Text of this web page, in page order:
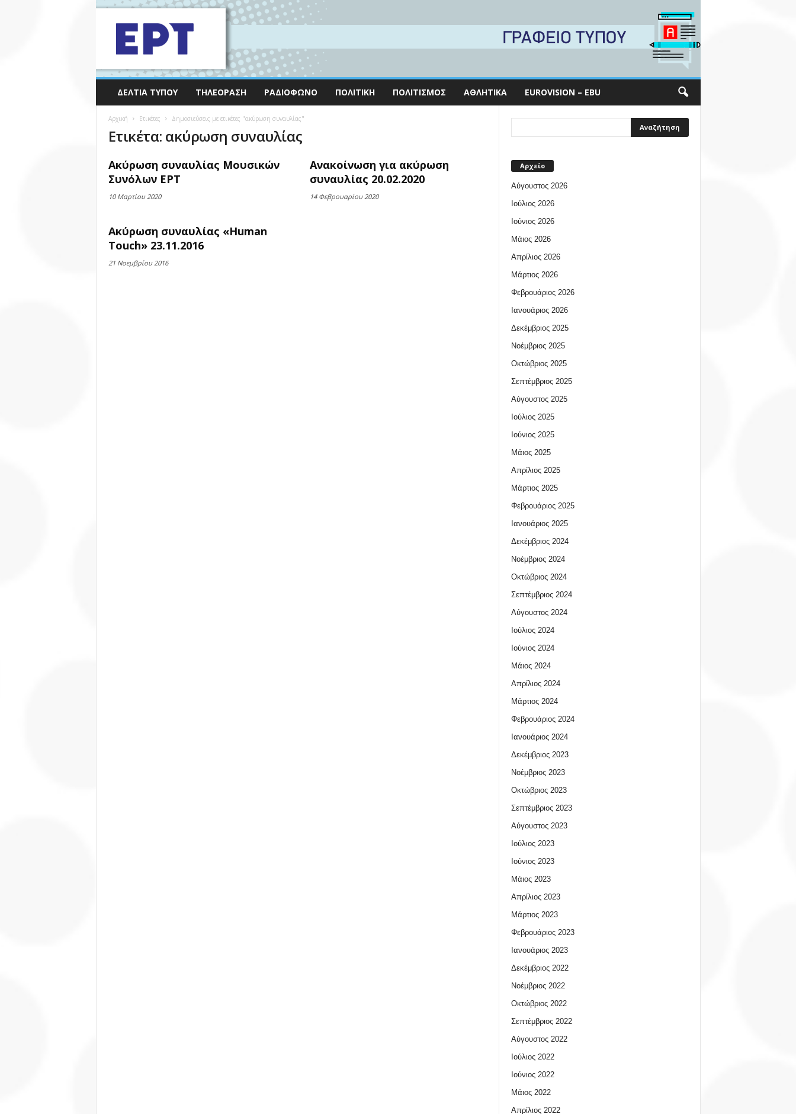
ΔΕΛΤΊΑ ΤΎΠΟΥ ΤΗΛΕΌΡΑΣΗ ΡΑΔΙΌΦΩΝΟ ΠΟΛΙΤΙΚΉ ΠΟΛΙΤΙΣΜΌΣ ΑΘΛΗΤΙΚΆ EUROVISION – EBU
Αρχική Ετικέτες Δημοσιεύσεις με ετικέτες "ακύρωση συναυλίας"
Ετικέτα: ακύρωση συναυλίας
Ακύρωση συναυλίας Μουσικών
Συνόλων ΕΡΤ
10 Μαρτίου 2020
Ανακοίνωση για ακύρωση
συναυλίας 20.02.2020
14 Φεβρουαρίου 2020
Ακύρωση συναυλίας «Human
Touch» 23.11.2016
21 Νοεμβρίου 2016
Αρχείο
Αύγουστος 2026
Ιούλιος 2026
Ιούνιος 2026
Μάιος 2026
Απρίλιος 2026
Μάρτιος 2026
Φεβρουάριος 2026
Ιανουάριος 2026
Δεκέμβριος 2025
Νοέμβριος 2025
Οκτώβριος 2025
Σεπτέμβριος 2025
Αύγουστος 2025
Ιούλιος 2025
Ιούνιος 2025
Μάιος 2025
Απρίλιος 2025
Μάρτιος 2025
Φεβρουάριος 2025
Ιανουάριος 2025
Δεκέμβριος 2024
Νοέμβριος 2024
Οκτώβριος 2024
Σεπτέμβριος 2024
Αύγουστος 2024
Ιούλιος 2024
Ιούνιος 2024
Μάιος 2024
Απρίλιος 2024
Μάρτιος 2024
Φεβρουάριος 2024
Ιανουάριος 2024
Δεκέμβριος 2023
Νοέμβριος 2023
Οκτώβριος 2023
Σεπτέμβριος 2023
Αύγουστος 2023
Ιούλιος 2023
Ιούνιος 2023
Μάιος 2023
Απρίλιος 2023
Μάρτιος 2023
Φεβρουάριος 2023
Ιανουάριος 2023
Δεκέμβριος 2022
Νοέμβριος 2022
Οκτώβριος 2022
Σεπτέμβριος 2022
Αύγουστος 2022
Ιούλιος 2022
Ιούνιος 2022
Μάιος 2022
Απρίλιος 2022